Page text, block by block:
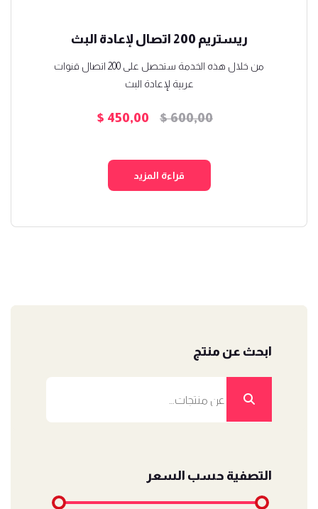
ريستريم 200 اتصال لإعادة البث
من خلال هذه الخدمة ستحصل على 200 اتصال قنوات
عربية لإعادة البث
$600,00
السعر
هو:
$ 600,00.
$ 450,00
قراءة المزيد
ابحث عن منتج
التصفية حسب السعر